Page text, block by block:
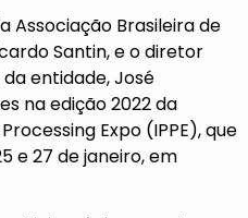
Associação Brasileira de
Santin, e o diretor
entidade, José
na edição 2022 da
Expo (IPPE), que
e 27 de janeiro, em